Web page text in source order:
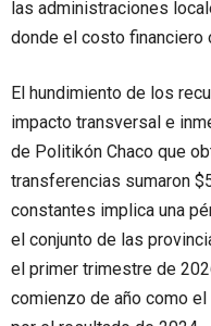
las administraciones
donde el costo financiero
El hundimiento de los
impacto transversal e
de Politikón Chaco que
transferencias sumaron
constantes implica una
el conjunto de las
el primer trimestre de
comienzo de año como